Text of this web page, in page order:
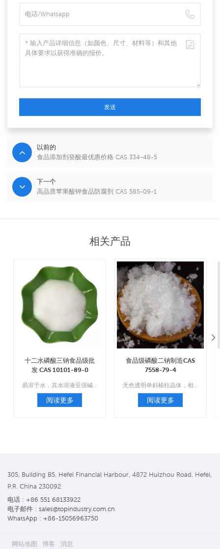
发送
以前的
食品添加剂癸酸最优惠价格 CAS 334-48-5
下一个
高品质苹果酸钾食品防腐剂 CAS 585-09-1
相关产品
十二水磷酸三钠食品级批
发 CAS 10101-89-0
阅读更多
食品级磷酸二钠制造CAS
7558-79-4
阅读更多
305, Building B5, Hefei Financial Harbour, 4872 Huizhou Road, Hefei,
P.R. China 230092
电话 : +86 551 68133922
电子邮件 : sales@topindustry.com.cn
WhatsApp : +86-15056963750
网站地图 博客 消息